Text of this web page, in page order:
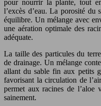
pour nourrir la plante, tout
l’excès d’eau. La porosité du
équilibre. Un mélange avec
une aération optimale des
adéquate.
La taille des particules du
de drainage. Un mélange
allant du sable fin aux petits
favorisant la circulation de
permet aux racines de l’aloe
sainement.